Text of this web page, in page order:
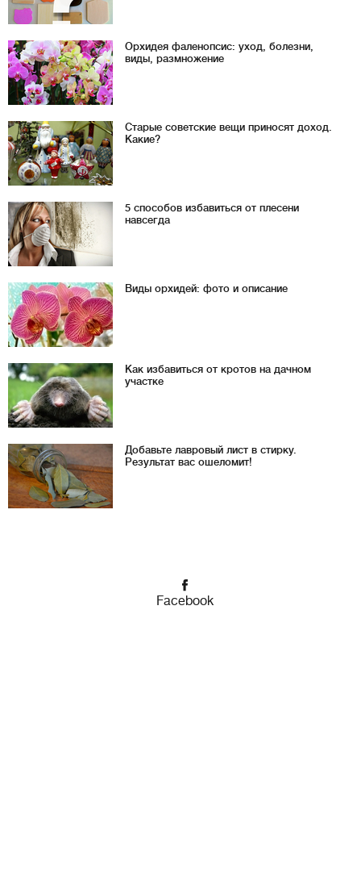
Орхидея фаленопсис: уход, болезни,
виды, размножение
Старые советские вещи приносят доход.
Какие?
5 способов избавиться от плесени
навсегда
Виды орхидей: фото и описание
Как избавиться от кротов на дачном
участке
Добавьте лавровый лист в стирку.
Результат вас ошеломит!
Facebook